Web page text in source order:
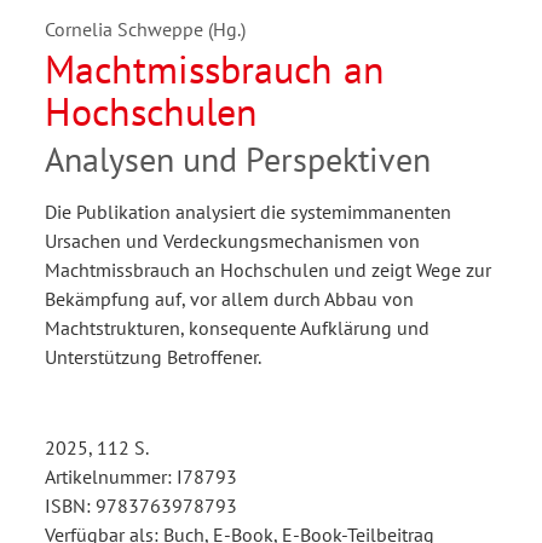
Cornelia Schweppe (Hg.)
Machtmissbrauch an
Hochschulen
Analysen und Perspektiven
Die Publikation analysiert die systemimmanenten
Ursachen und Verdeckungsmechanismen von
Machtmissbrauch an Hochschulen und zeigt Wege zur
Bekämpfung auf, vor allem durch Abbau von
Machtstrukturen, konsequente Aufklärung und
Unterstützung Betroffener.
2025, 112 S.
Artikelnummer: I78793
ISBN: 9783763978793
Verfügbar als: Buch, E-Book, E-Book-Teilbeitrag